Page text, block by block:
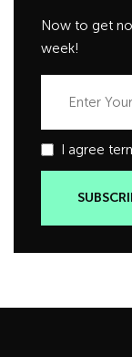
Now to get
week!
I agree